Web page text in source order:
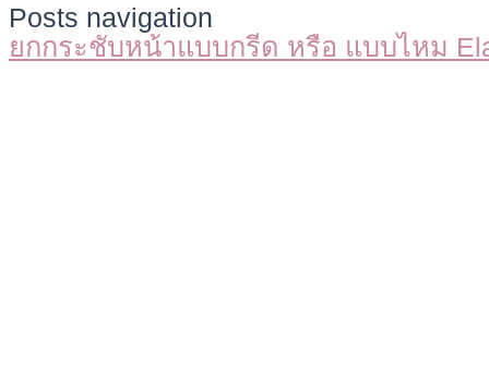
Posts navigation
ยกกระชับหน้าแบบกรีด หรือ แบบไหม